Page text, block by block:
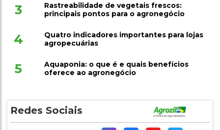
3
Rastreabilidade de vegetais frescos:
principais pontos para o agronegócio
4
Quatro indicadores importantes para lojas
agropecuárias
5
Aquaponia: o que é e quais benefícios
oferece ao agronegócio
Redes Sociais